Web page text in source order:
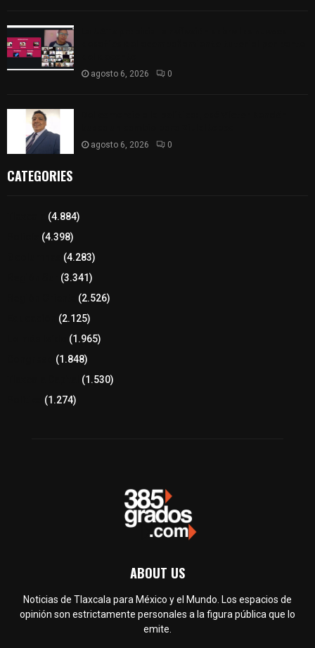
agosto 6, 2026 0
agosto 6, 2026 0
CATEGORIES
(4.884)
(4.398)
(4.283)
(3.341)
(2.526)
(2.125)
(1.965)
(1.848)
(1.530)
(1.274)
ABOUT US
Noticias de Tlaxcala para México y el Mundo. Los espacios de
opinión son estrictamente personales a la figura pública que lo
emite.